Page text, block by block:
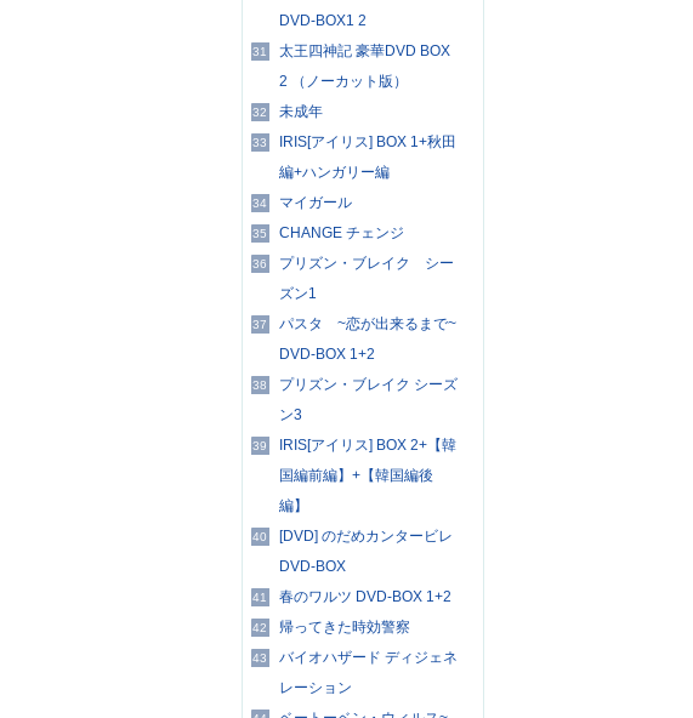
DVD-BOX1 2
31
太王四神記 豪華DVD BOX
2 （ノーカット版）
32 未成年
33
IRIS[アイリス] BOX 1+秋田
編+ハンガリー編
34 マイガール
35 CHANGE チェンジ
36
プリズン・ブレイク シー
ズン1
37
パスタ ~恋が出来るまで~
DVD-BOX 1+2
38
プリズン・ブレイク シーズ
ン3
39
IRIS[アイリス] BOX 2+【韓
国編前編】+【韓国編後
編】
40
[DVD] のだめカンタービレ
DVD-BOX
41 春のワルツ DVD-BOX 1+2
42 帰ってきた時効警察
43
バイオハザード ディジェネ
レーション